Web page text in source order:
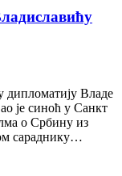
дипломатију Владе
је синоћ у Санкт
о Србину из
сараднику…